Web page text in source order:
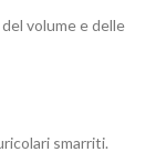
volume e delle
smarriti.